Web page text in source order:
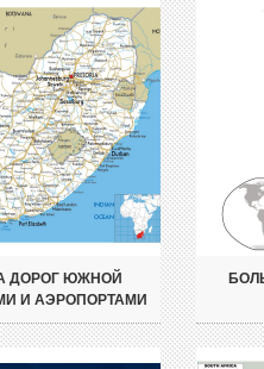
ДОРОГ ЮЖНОЙ
И АЭРОПОРТАМИ